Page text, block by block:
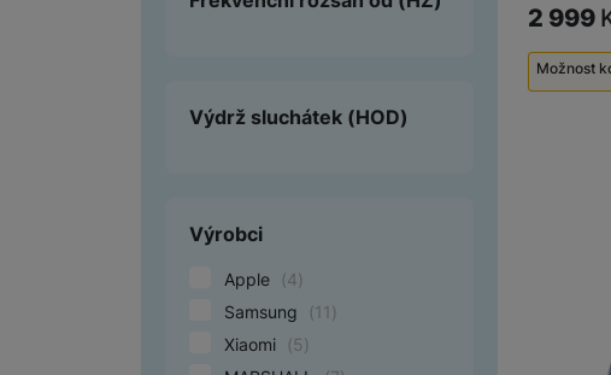
Výdrž sluchátek (HOD)
Výrobci
Apple (4)
Samsung
(11 )
Xiaomi
(5)
2 999
Možnost